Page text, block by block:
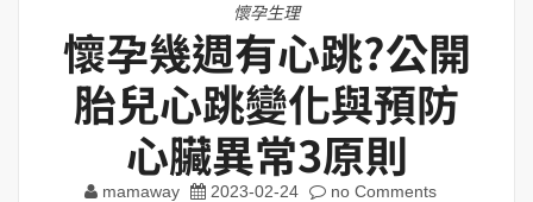
懷孕生理
懷孕幾週有心跳?公開
胎兒心跳變化與預防
心臟異常3原則
mamaway 2023-02-24 no Comments